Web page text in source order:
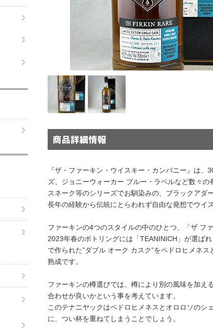
『ザ・ファーキン・ウイスキー・カンパニー』は
ズ、ジョニーウォーカー ブルー・ラベルなど数々
スネーク等のシリーズでお馴染みの、ブラックア
長年の経験から伝統にとらわれず自由な発想でウイ
ファーキンの4つのスタイルの中のひとつ、「ザ フ
2023年春のボトリングには「TEANINICH」が選ば
で作られた”ダブル オーク カスク”をペドロヒメネ
熟成です。
ファーキンの樽選びでは、樽により別の風味を加え
合わせが良いかという事を考えています。
このテナニヤックはペドロヒメネスとオロロソの
に、つい杯を重ねてしまうことでしょう。